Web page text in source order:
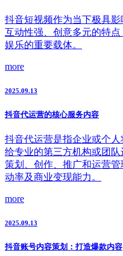
抖音短视频作为当下极具影
互动性强、创意多元的特
娱乐的重要载体。
more
2025.09.13
抖音代运营的核心服务内容
抖音代运营是指企业或个
给专业的第三方机构或团
策划、创作、推广和运营
动率及商业变现能力。
more
2025.09.13
抖音账号内容策划：打造爆款内容